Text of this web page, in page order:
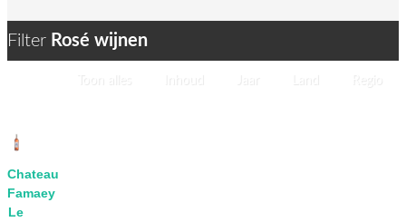
Filter Rosé wijnen
Bekijk
Chateau
Famaey
Le